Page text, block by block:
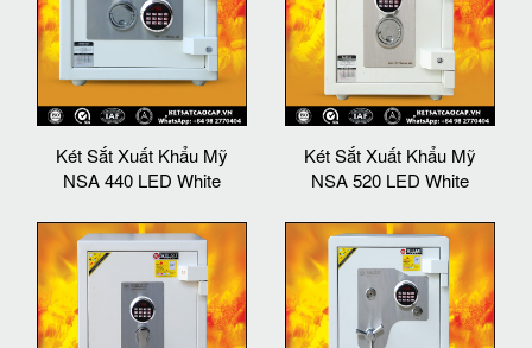
Két Sắt Xuất Khẩu Mỹ
NSA 440 LED White
Két Sắt Xuất Khẩu Mỹ
NSA 520 LED White